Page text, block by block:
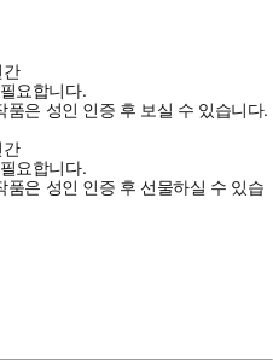
간
요합니다.
품은 성인 인증 후 보실 수 있습니다.
간
요합니다.
품은 성인 인증 후 선물하실 수 있습